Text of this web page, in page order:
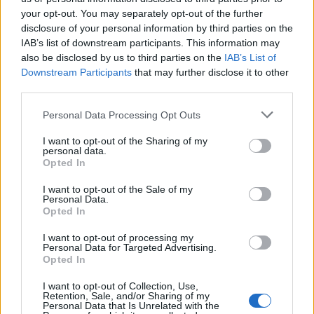
your opt-out. You may separately opt-out of the further
disclosure of your personal information by third parties on the
IAB’s list of downstream participants. This information may
also be disclosed by us to third parties on the IAB’s List of
Downstream Participants that may further disclose it to other
Personal Data Processing Opt Outs
I want to opt-out of the Sharing of my
personal data.
Opted In
I want to opt-out of the Sale of my
Personal Data.
Opted In
I want to opt-out of processing my
Personal Data for Targeted Advertising.
Opted In
I want to opt-out of Collection, Use,
Retention, Sale, and/or Sharing of my
Personal Data that Is Unrelated with the
ARTIGOS RELACIONADOSMAIS DO AUTOR
Deputados do PSD saúdam Banda
Sinfónica da ARMAB pelo 1º lugar no